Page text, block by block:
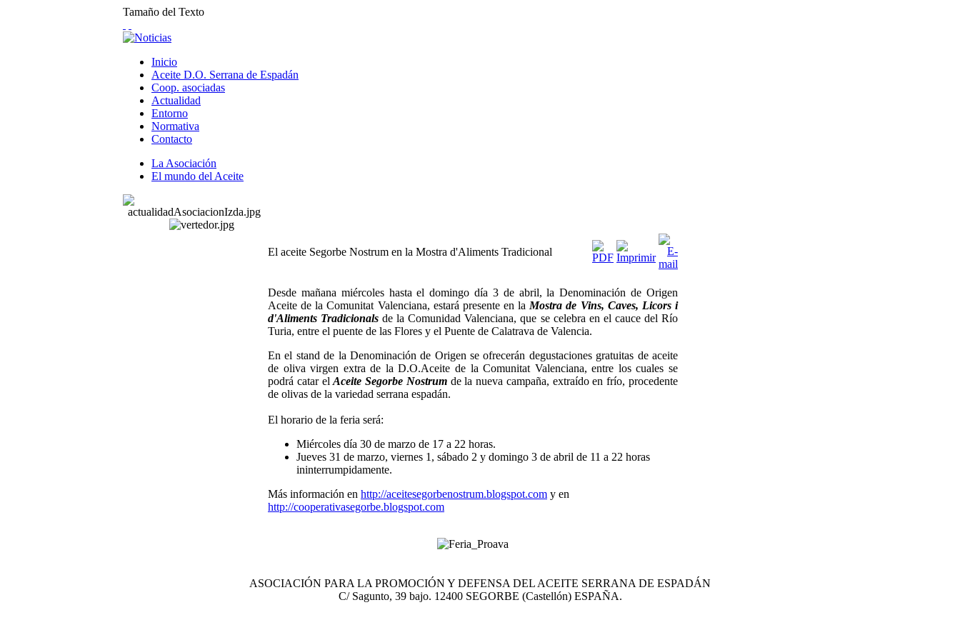
Tamaño del Texto
Inicio
Aceite D.O. Serrana de Espadán
Coop. asociadas
Actualidad
Entorno
Normativa
Contacto
La Asociación
El mundo del Aceite
El aceite Segorbe Nostrum en la Mostra d'Aliments Tradicional
Desde mañana miércoles hasta el domingo día 3 de abril, la Denominación de Origen
Aceite de la Comunitat Valenciana, estará presente en la Mostra de Vins, Caves, Licors i
d'Aliments Tradicionals de la Comunidad Valenciana, que se celebra en el cauce del Río
Turia, entre el puente de las Flores y el Puente de Calatrava de Valencia.
En el stand de la Denominación de Origen se ofrecerán degustaciones gratuitas de aceite
de oliva virgen extra de la D.O.Aceite de la Comunitat Valenciana, entre los cuales se
podrá catar elAceite Segorbe Nostrumde la nueva campaña, extraído en frío, procedente
de olivas de la variedad serrana espadán.
El horario de la feria será:
Miércoles día 30 de marzo de 17 a 22 horas.
Jueves 31 de marzo, viernes 1, sábado 2 y domingo 3 de abril de 11 a 22 horas
ininterrumpidamente.
Más información en http://aceitesegorbenostrum.blogspot.com y en
http://cooperativasegorbe.blogspot.com
ASOCIACIÓN PARA LA PROMOCIÓN Y DEFENSA DEL ACEITE SERRANA DE ESPADÁN
C/ Sagunto, 39 bajo. 12400 SEGORBE (Castellón) ESPAÑA.